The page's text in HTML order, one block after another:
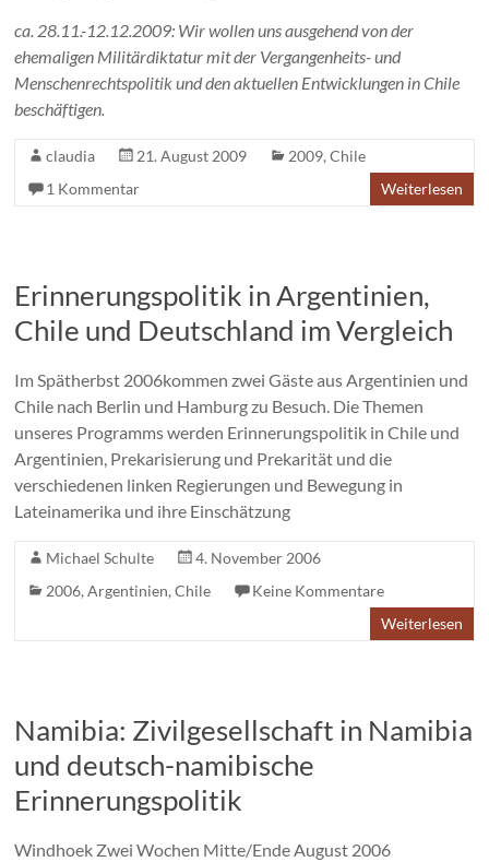
ca. 28.11.-12.12.2009: Wir wollen uns ausgehend von der
ehemaligen Militärdiktatur mit der Vergangenheits- und
Menschenrechtspolitik und den aktuellen Entwicklungen in Chile
beschäftigen.
claudia 21. August 2009 2009,Chile
1 Kommentar
Weiterlesen
Erinnerungspolitik in Argentinien,
Chile und Deutschland im Vergleich
Im Spätherbst 2006kommen zwei Gäste aus Argentinien und
Chile nach Berlin und Hamburg zu Besuch. Die Themen
unseres Programms werden Erinnerungspolitik in Chile und
Argentinien, Prekarisierung und Prekarität und die
verschiedenen linken Regierungen und Bewegung in
Lateinamerika und ihre Einschätzung
Michael Schulte
4. November 2006
2006,Argentinien,Chile
Keine Kommentare
Weiterlesen
Namibia: Zivilgesellschaft in Namibia
und deutsch-namibische
Erinnerungspolitik
Windhoek Zwei Wochen Mitte/Ende August 2006